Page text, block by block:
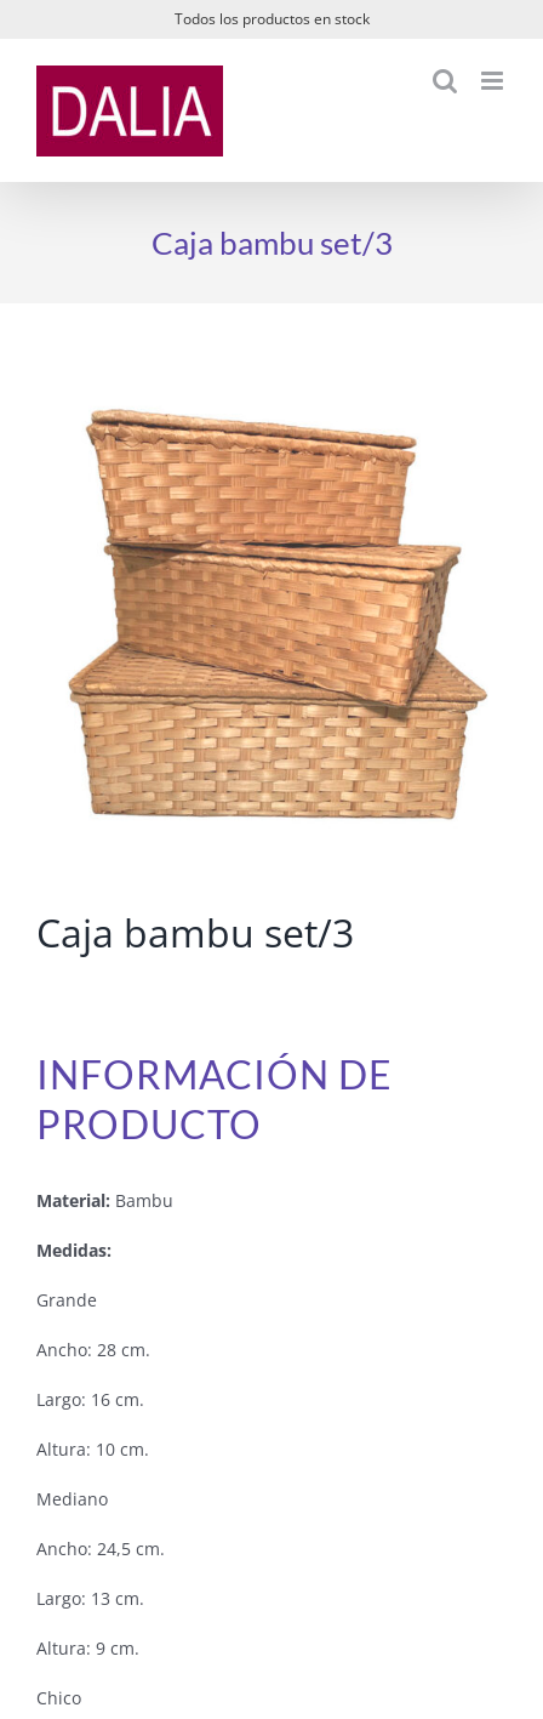
contenido
Todos los productos en stock
Caja bambu set/3
Caja bambu set/3
INFORMACIÓN DE
PRODUCTO
Material: Bambu
Medidas:
Grande
Ancho: 28 cm.
Largo: 16 cm.
Altura: 10 cm.
Mediano
Ancho: 24,5 cm.
Largo: 13 cm.
Altura: 9 cm.
Chico